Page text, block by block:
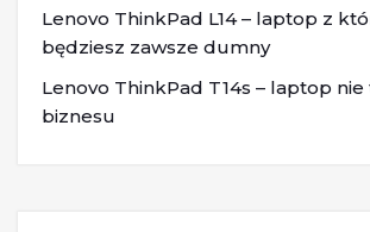
Lenovo ThinkPad L14 – laptop z
będziesz zawsze dumny
Lenovo ThinkPad T14s – laptop
biznesu